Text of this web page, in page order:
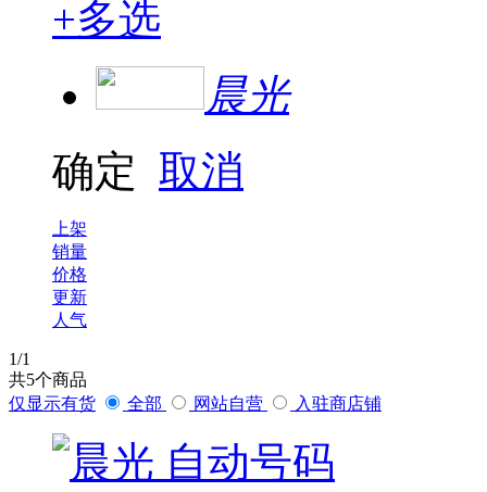
+多选
晨光
确定 取消
上架
销量
价格
更新
人气
1/1
共5个商品
仅显示有货
全部 网站自营 入驻商店铺